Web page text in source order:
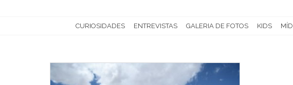
CURIOSIDADES ENTREVISTAS GALERIA DE FOTOS KIDS